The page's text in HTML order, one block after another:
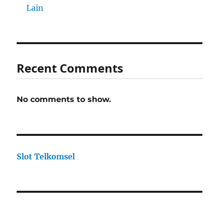
Lain
Recent Comments
No comments to show.
Slot Telkomsel